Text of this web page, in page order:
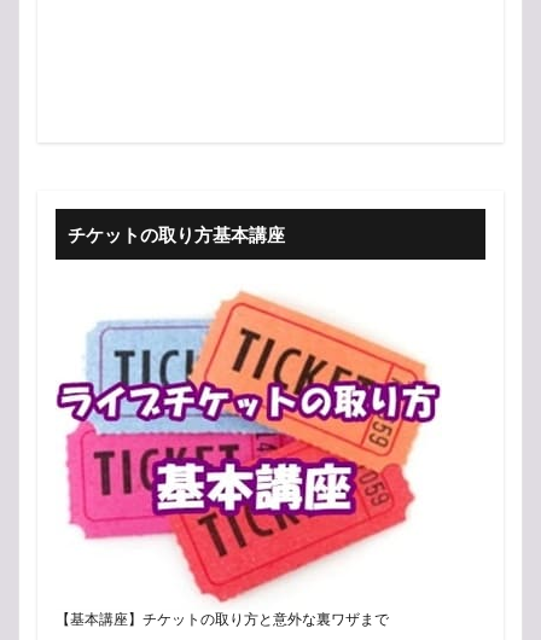
チケットの取り方基本講座
【基本講座】チケットの取り方と意外な裏ワザまで